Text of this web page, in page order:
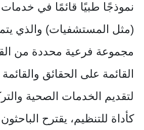
نموذجًا طبيًا قائمًا في خدمات
(مثل المستشفيات) والذي
مجموعة فرعية محددة من
القائمة على الحقائق
لتقديم الخدمات الصحية
كأداة للتنظيم، يقترح